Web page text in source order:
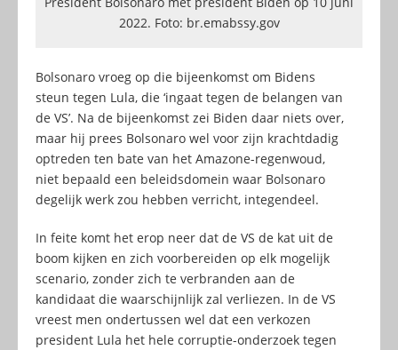
2022. Foto: br.emabssy.gov
Bolsonaro vroeg op die bijeenkomst om Bidens
steun tegen Lula, die ‘ingaat tegen de belangen van
de VS’. Na de bijeenkomst zei Biden daar niets over,
maar hij prees Bolsonaro wel voor zijn krachtdadig
optreden ten bate van het Amazone-regenwoud,
niet bepaald een beleidsdomein waar Bolsonaro
degelijk werk zou hebben verricht, integendeel.
In feite komt het erop neer dat de VS de kat uit de
boom kijken en zich voorbereiden op elk mogelijk
scenario, zonder zich te verbranden aan de
kandidaat die waarschijnlijk zal verliezen. In de VS
vreest men ondertussen wel dat een verkozen
president Lula het hele corruptie-onderzoek tegen